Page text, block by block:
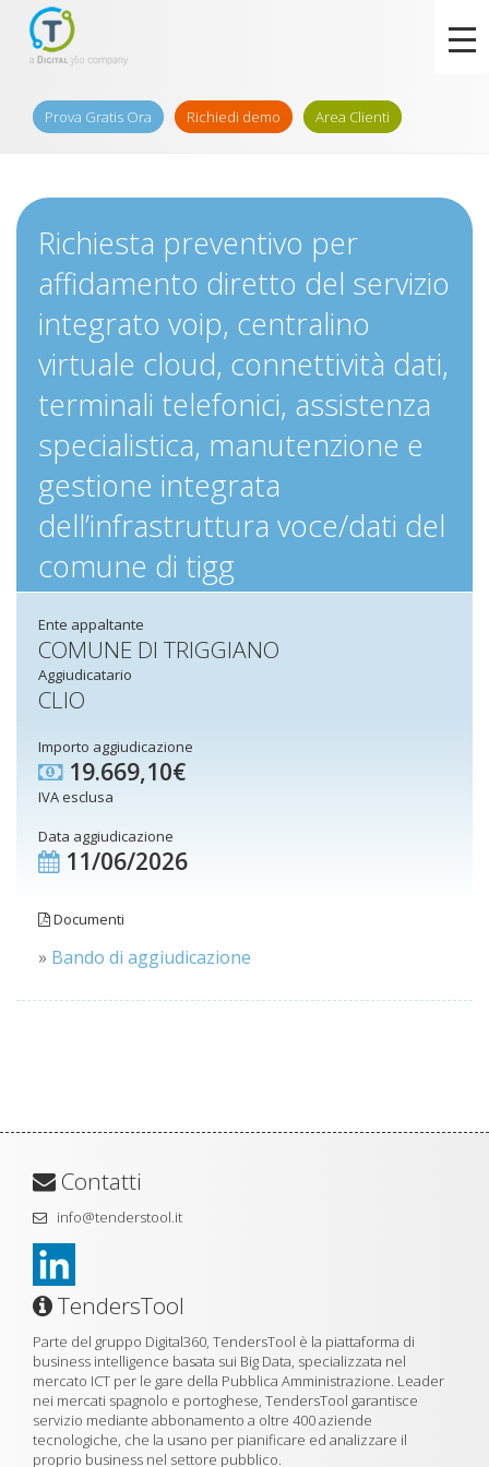
Prova Gratis Ora Richiedi demo Area Clienti
Richiesta preventivo per
affidamento diretto del servizio
integrato voip, centralino
virtuale cloud, connettività dati,
terminali telefonici, assistenza
specialistica, manutenzione e
gestione integrata
dell’infrastruttura voce/dati del
comune di tigg
Ente appaltante
COMUNE DI TRIGGIANO
Aggiudicatario
CLIO
Importo aggiudicazione
19.669,10€
IVA esclusa
Data aggiudicazione
11/06/2026
Documenti
» Bando di aggiudicazione
Contatti
info@tenderstool.it
TendersTool
Parte del gruppo Digital360, TendersTool è la piattaforma di
business intelligence basata sui Big Data, specializzata nel
mercato ICT per le gare della Pubblica Amministrazione. Leader
nei mercati spagnolo e portoghese, TendersTool garantisce
servizio mediante abbonamento a oltre 400 aziende
tecnologiche, che la usano per pianificare ed analizzare il
proprio business nel settore pubblico.